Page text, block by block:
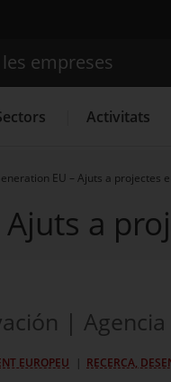
Serveis d'innovació
empreses
Activitats
EU – Ajuts a projectes
Ajuts a
|
EUROPEU RECERCA,